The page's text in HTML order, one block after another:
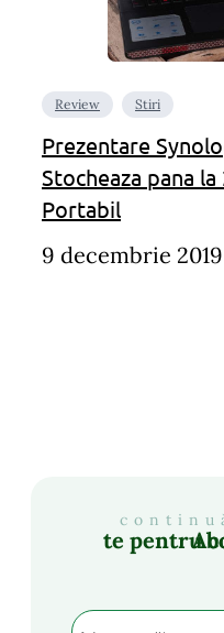
Review Stiri
Prezentare
Stocheaza pana
Portabil
9 decembrie 2019
Abonează-te